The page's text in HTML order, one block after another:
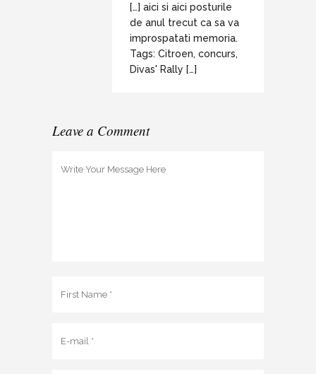
[…] aici si aici posturile
de anul trecut ca sa va
improspatati memoria.
Tags: Citroen, concurs,
Divas' Rally […]
Leave a Comment